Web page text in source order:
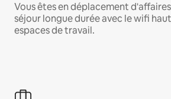
Vous êtes en déplacement
séjour longue durée avec le wifi
espaces de travail.